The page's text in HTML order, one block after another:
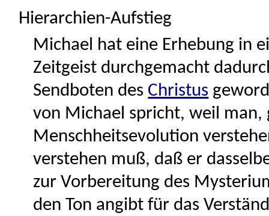
Hierarchien-Aufstieg
Michael hat eine Erhebung in
Zeitgeist durchgemacht
Sendboten des Christus
von Michael spricht, weil man,
Menschheitsevolution
verstehen muß, daß er
zur Vorbereitung des
den Ton angibt für das